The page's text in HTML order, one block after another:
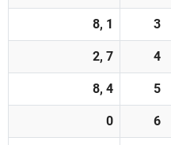
8, 1 3
2, 7 4
8, 4 5
0 6